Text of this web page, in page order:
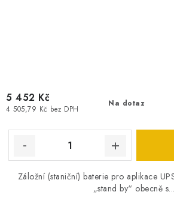
Na dotaz
4 505,79 Kč bez DPH
5 452 Kč
Záložní (staniční) baterie pro aplikace
„stand by“ obecně s...